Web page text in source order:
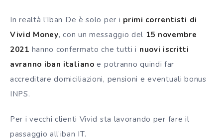
In realtà l’Iban De è solo per i primi correntisti di
Vivid Money, con un messaggio del 15 novembre
2021 hanno confermato che tutti i nuovi iscritti
avranno iban italiano e potranno quindi far
accreditare domiciliazioni, pensioni e eventuali bonus
INPS.
Per i vecchi clienti Vivid sta lavorando per fare il
passaggio all’iban IT.